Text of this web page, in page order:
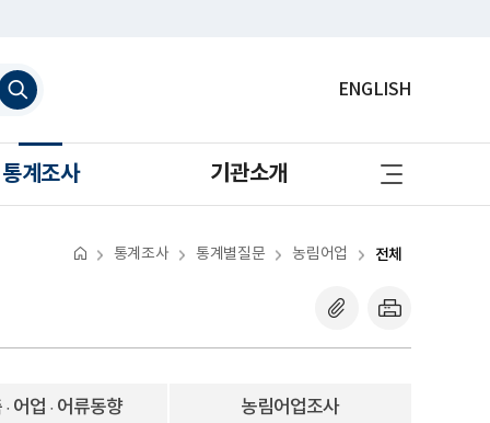
검
하
ENGLISH
통계조사 기관소개
사
이
로
통계조사 통계별질문 농림어업 전체
· 어업 · 어류동향 농림어업조사